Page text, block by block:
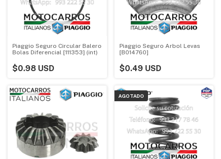
Piaggio Seguro Circular Balero
Bolas Diferencial [111353] (int)
$0.98 USD
Piaggio Seguro Arbol Levas
[B014760]
$0.49 USD
AGOTADO